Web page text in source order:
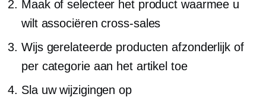
Maak of selecteer het product waarmee u
wilt associërencross-sales
Wijs gerelateerde producten afzonderlijk of
per categorie aan het artikel toe
Sla uw wijzigingen op